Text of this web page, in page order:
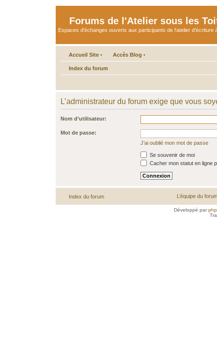
Forums de l'Atelier sous les
Espaces d'échanges ouverts aux participants de l'atelier d'écriture
Accueil Site • Accès Blog •
Index du forum
L’administrateur du forum exige que vous
Nom d’utilisateur:
Mot de passe:
J’ai oublié mon mot de passe
Se souvenir de moi
Cacher mon statut en ligne
Index du forum L’équipe du
Développé par